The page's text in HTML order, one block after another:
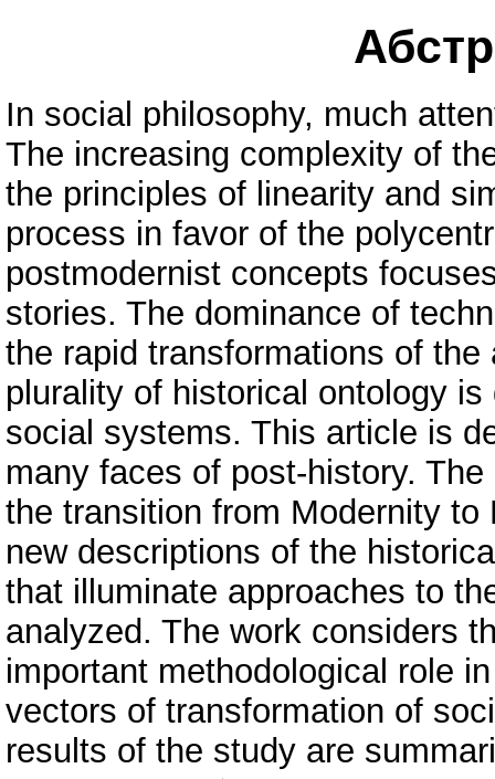
In social philosophy, much
The increasing complexity of
the principles of linearity and
process in favor of the
postmodernist concepts
stories. The dominance of
the rapid transformations of
plurality of historical ontology
social systems. This article is
many faces of post-history.
the transition from Modernity
new descriptions of the
that illuminate approaches to
analyzed. The work considers
important methodological role
vectors of transformation of
results of the study are